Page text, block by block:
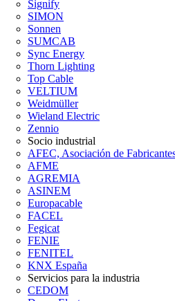
Signify
SIMON
Sonnen
SUMCAB
Sync Energy
Thorn Lighting
Top Cable
VELTIUM
Weidmüller
Wieland Electric
Zennio
Socio industrial
AFEC, Asociación de
AFME
AGREMIA
ASINEM
Europacable
FACEL
Fegicat
FENIE
FENITEL
KNX España
Servicios para la industria
CEDOM